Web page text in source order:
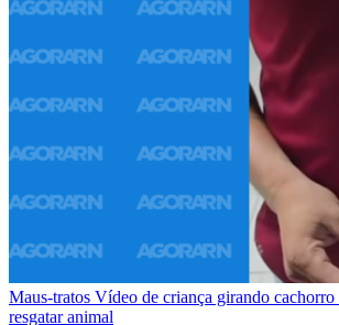
Maus-tratos Vídeo de criança girando cachorro
resgatar animal